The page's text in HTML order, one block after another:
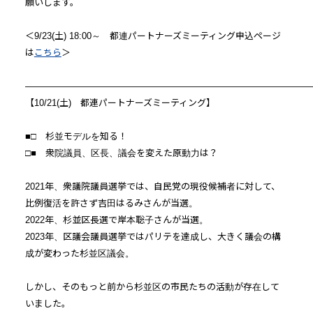
願いします。
＜9/23(土) 18:00～ 都連パートナーズミーティング申込ページ
は こちら ＞
【10/21(土) 都連パートナーズミーティング】
■□ 杉並モデルを知る！
□■ 衆院議員、区長、議会を変えた原動力は？
2021年、衆議院議員選挙では、自民党の現役候補者に対して、
比例復活を許さず吉田はるみさんが当選。
2022年、杉並区長選で岸本聡子さんが当選。
2023年、区議会議員選挙ではパリテを達成し、大きく議会の構
成が変わった杉並区議会。
しかし、そのもっと前から杉並区の市民たちの活動が存在して
いました。